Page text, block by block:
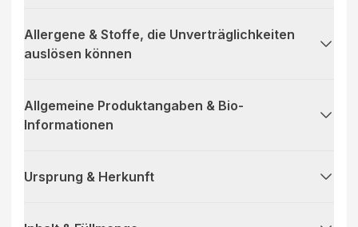
Allergene & Stoffe, die Unverträglichkeiten
auslösen können
Allgemeine Produktangaben & Bio-
Informationen
Ursprung & Herkunft